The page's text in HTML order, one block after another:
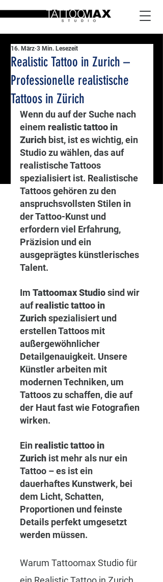
Realistic Tattoo in Zurich –
Professionelle realistische
Tattoos in Zürich
16. März 3 Min. Lesezeit
Wenn du auf der Suche nach
einem realistic tattoo in
Zurich bist, ist es wichtig, ein
Studio zu wählen, das auf
realistische Tattoos
spezialisiert ist. Realistische
Tattoos gehören zu den
anspruchsvollsten Stilen in
der Tattoo-Kunst und
erfordern viel Erfahrung,
Präzision und ein
ausgeprägtes künstlerisches
Talent.
Im Tattoomax Studio sind wir
auf realistic tattoo in
Zurich spezialisiert und
erstellen Tattoos mit
außergewöhnlicher
Detailgenauigkeit. Unsere
Künstler arbeiten mit
modernen Techniken, um
Tattoos zu schaffen, die auf
der Haut fast wie Fotografien
wirken.
Ein realistic tattoo in
Zurich ist mehr als nur ein
Tattoo – es ist ein
dauerhaftes Kunstwerk, bei
dem Licht, Schatten,
Proportionen und feinste
Details perfekt umgesetzt
werden müssen.
Warum Tattoomax Studio für